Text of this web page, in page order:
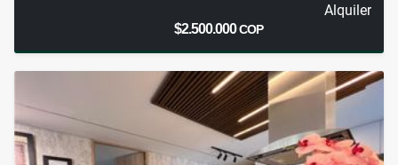
Alquiler
$2.500.000COP